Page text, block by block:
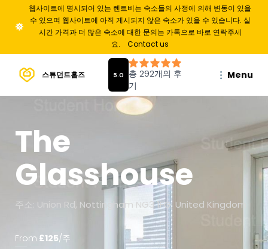
웹사이트에 명시되어 있는 렌트비는 숙소들의 사정에 의해 변동이 있을
수 있으며 웹사이트에 아직 게시되지 않은 숙소가 있을 수 있습니다. 실
시간 가격과 더 많은 숙소에 대한 문의는 카톡으로 바로 연락주세
요.
Contact us
스튜던트홈즈 Menu
The
Glasshouse
주소: Union Rd, Nottingham NG3 1FG, United Kingdom
From £125/주